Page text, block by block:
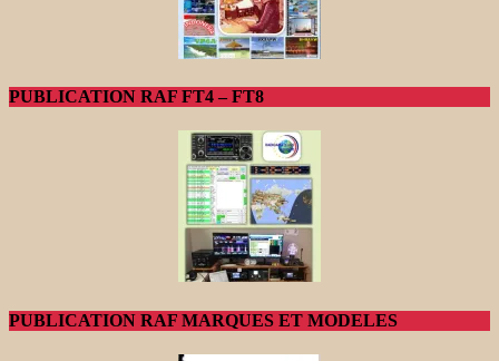
PUBLICATION RAF FT4 – FT8
PUBLICATION RAF MARQUES ET MODELES